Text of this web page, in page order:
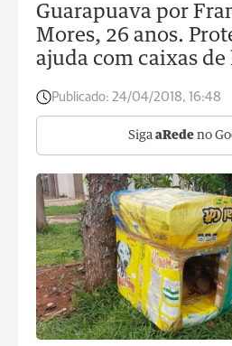
Guarapuava por
Mores, 26 anos.
ajuda com caixas
Publicado: 24/04/2018, 16:48
Siga aRede no